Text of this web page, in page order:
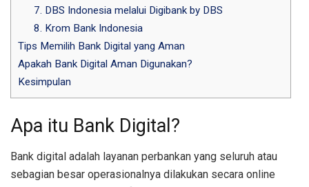
7. DBS Indonesia melalui Digibank by DBS
8. Krom Bank Indonesia
Tips Memilih Bank Digital yang Aman
Apakah Bank Digital Aman Digunakan?
Kesimpulan
Apa itu Bank Digital?
Bank digital adalah layanan perbankan yang seluruh atau
sebagian besar operasionalnya dilakukan secara online